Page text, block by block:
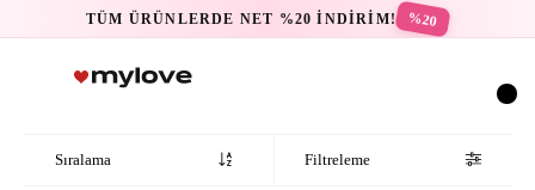
TÜM ÜRÜNLERDE NET %20 İNDİRİM! %20
Filtreleme
Sıralama